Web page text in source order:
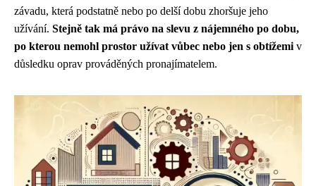
závadu, která podstatně nebo po delší dobu zhoršuje jeho
užívání. Stejně tak má právo na slevu z nájemného po dobu,
po kterou nemohl prostor užívat vůbec nebo jen s obtížemi v
důsledku oprav prováděných pronajímatelem.